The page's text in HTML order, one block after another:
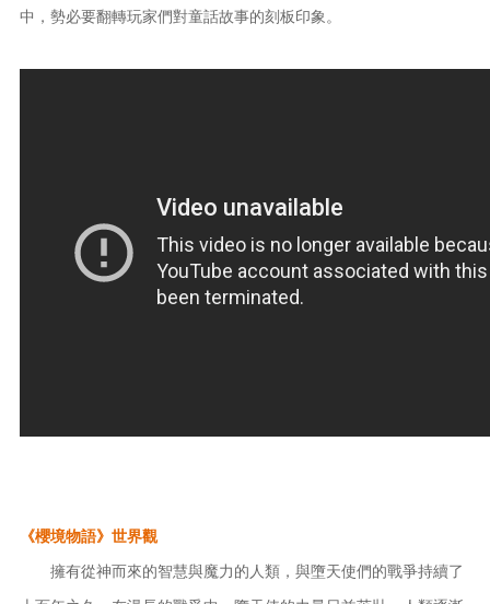
中，勢必要翻轉玩家們對童話故事的刻板印象。
《櫻境物語》世界觀
擁有從神而來的智慧與魔力的人類，與墮天使們的戰爭持續了